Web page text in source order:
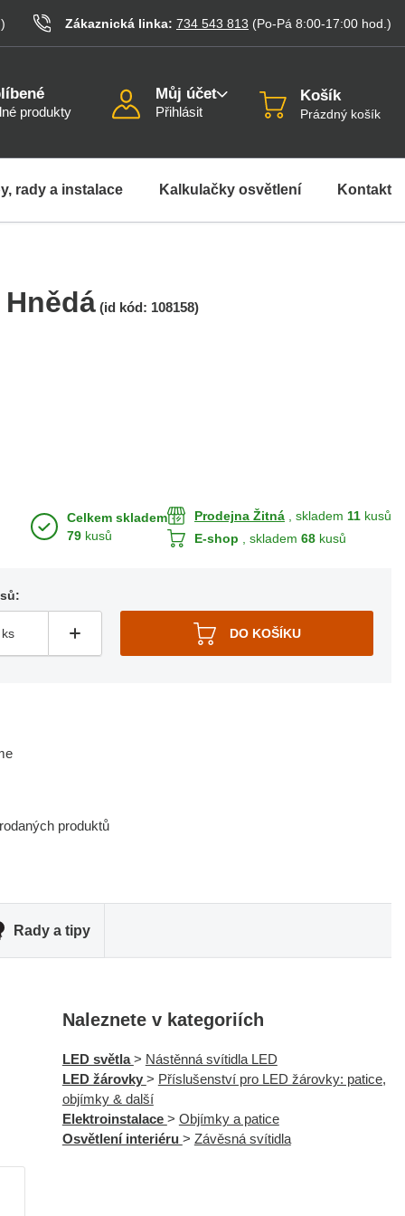
) Zákaznická linka: 734 543 813 (Po-Pá 8:00-17:00 hod. )
produkty
Můj účet
Přihlásit
Košík
Prázdný košík
rady a instalace Kalkulačky osvětlení Kontakt
Hnědá (id kód: 108158)
Celkem skladem
79 kusů
Prodejna Žitná , skladem 11 kusů
E-shop
, skladem 68 kusů
produktů
Rady a tipy
Naleznete v kategoriích
LED světla> Nástěnná svítidla LED
LED žárovky > Příslušenství pro LED žárovky: patice,
objímky & další
Elektroinstalace > Objímky a patice
Osvětlení interiéru > Závěsná svítidla